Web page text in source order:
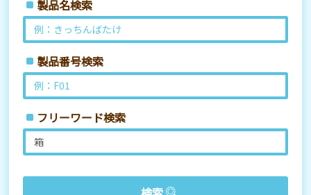
製品名検索
製品番号検索
フリーワード検索